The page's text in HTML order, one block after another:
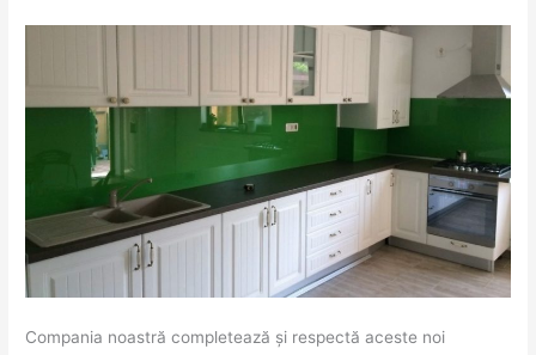
Compania noastră completează și respectă aceste noi